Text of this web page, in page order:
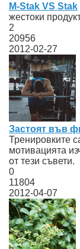
M-Stak VS Stak
жестоки
2
20956
2012-02-27
Застоят във
Тренировките
мотивацията
от тези съвети.
0
11804
2012-04-07